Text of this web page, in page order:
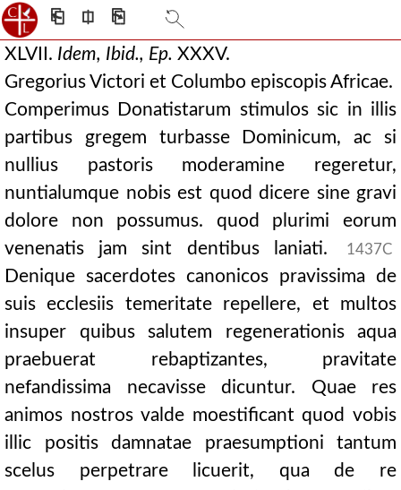
⎗ ⎅ ⎘
XLVII. Idem, Ibid., Ep. XXXV.
Gregorius Victori et Columbo episcopis Africae.
Comperimus Donatistarum stimulos sic in illis
partibus gregem turbasse Dominicum, ac si
nullius pastoris moderamine regeretur,
nuntialumque nobis est quod dicere sine gravi
dolore non possumus. quod plurimi eorum
venenatis jam sint dentibus laniati.
1437C
Denique sacerdotes canonicos pravissima de
suis ecclesiis temeritate repellere, et multos
insuper quibus salutem regenerationis aqua
praebuerat rebaptizantes, pravitate
nefandissima necavisse dicuntur. Quae res
animos nostros valde moestificant quod vobis
illic positis damnatae praesumptioni tantum
scelus perpetrare licuerit, qua de re